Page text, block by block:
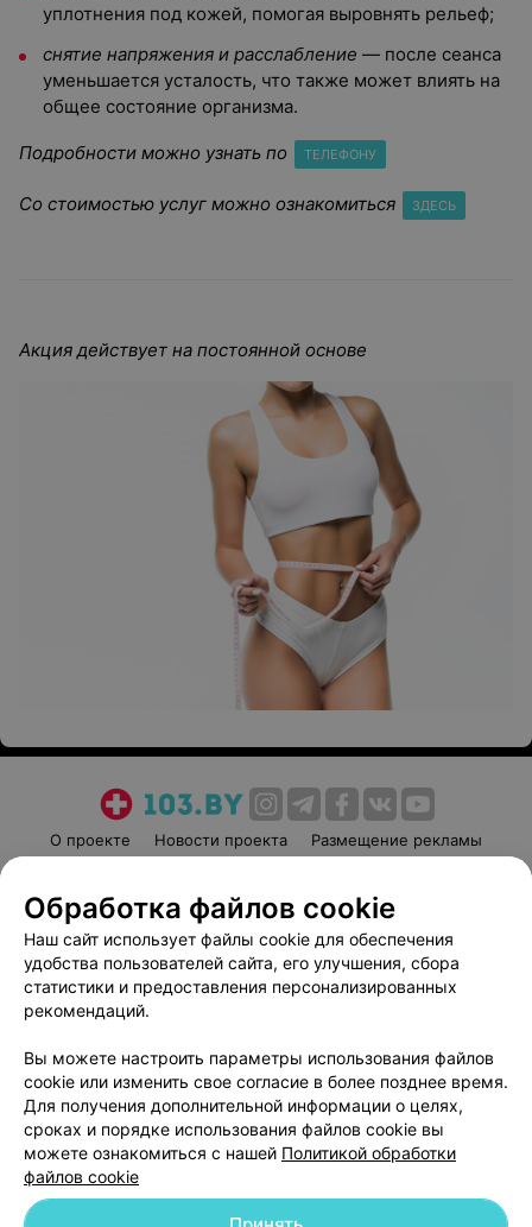
уплотнения под кожей, помогая выровнять рельеф;
снятие напряжения и расслабление — после сеанса
уменьшается усталость, что также может влиять на
общее состояние организма.
Подробности можно узнать по ТЕЛЕФОНУ
Со стоимостью услуг можно ознакомиться ЗДЕСЬ
Акция действует на постоянной основе
О проекте Новости проекта
Размещение рекламы
Пользовательское соглашение
Способы оплаты
Вакансии
Партнеры
Написать руководителю 103.by
Обработка персональных данных
Обработка файлов cookie
Наш сайт использует файлы cookie для обеспечения
удобства пользователей сайта, его улучшения, сбора
статистики и предоставления персонализированных
рекомендаций.
Вы можете настроить параметры использования файлов
cookie или изменить свое согласие в более позднее время.
Для получения дополнительной информации о целях,
сроках и порядке использования файлов cookie вы
можете ознакомиться с нашей Политикой обработки
файлов cookie